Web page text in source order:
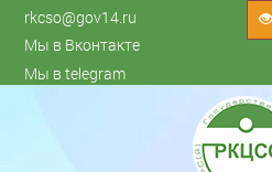
rkcso@gov14.ru
Мы в Вконтакте
Мы в telegram